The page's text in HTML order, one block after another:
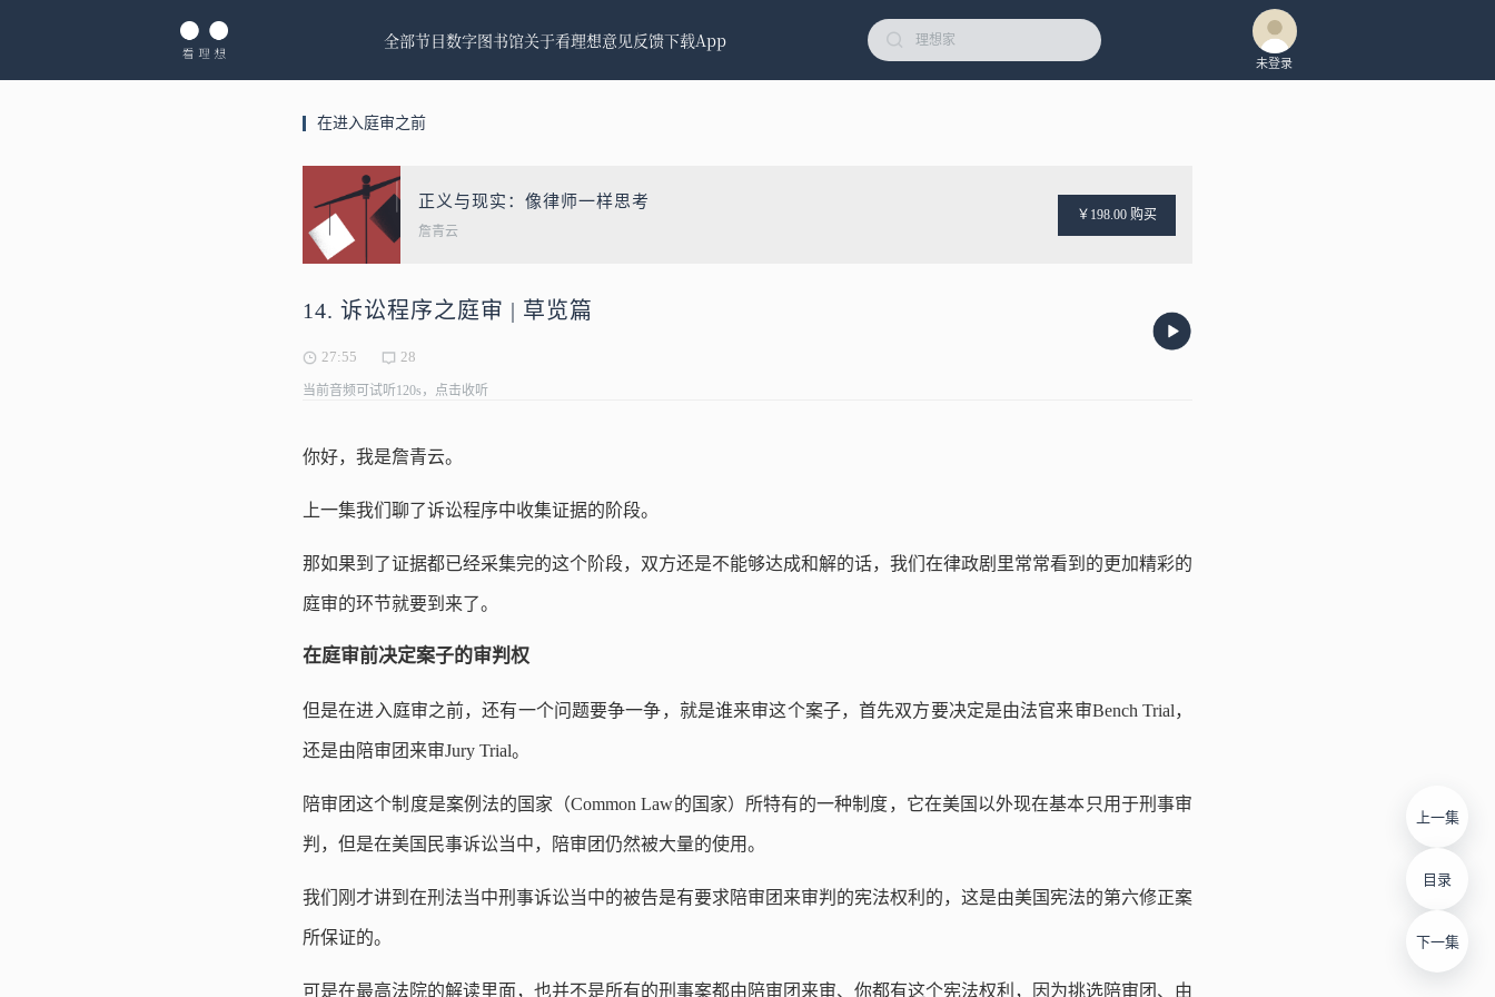
全部节目数字图书馆关于看理想意见反馈下载App
未登录
在进入庭审之前
正义与现实：像律师一样思考
詹青云
￥198.00 购买
14. 诉讼程序之庭审 | 草览篇
27:55 28
当前音频可试听120s，点击收听
上一集
目录
下一集
你好，我是詹青云。
上一集我们聊了诉讼程序中收集证据的阶段。
那如果到了证据都已经采集完的这个阶段，双方还是不能够达成和解的话，我们在律政剧里常常看到的更加精彩的
庭审的环节就要到来了。
在庭审前决定案子的审判权
但是在进入庭审之前，还有一个问题要争一争，就是谁来审这个案子，首先双方要决定是由法官来审Bench Trial，
还是由陪审团来审Jury Trial。
陪审团这个制度是案例法的国家（Common Law的国家）所特有的一种制度，它在美国以外现在基本只用于刑事审
判，但是在美国民事诉讼当中，陪审团仍然被大量的使用。
我们刚才讲到在刑法当中刑事诉讼当中的被告是有要求陪审团来审判的宪法权利的，这是由美国宪法的第六修正案
所保证的。
可是在最高法院的解读里面，也并不是所有的刑事案都由陪审团来审、你都有这个宪法权利，因为挑选陪审团、由